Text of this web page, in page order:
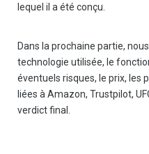
lequel il a été conçu.
Dans la prochaine partie,
technologie utilisée, le
éventuels risques, le prix, les
liées à Amazon, Trustpilot,
verdict final.